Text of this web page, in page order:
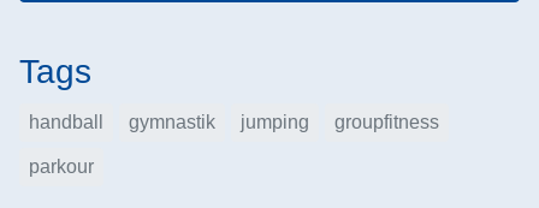
Tags
handball gymnastik jumping groupfitness
parkour